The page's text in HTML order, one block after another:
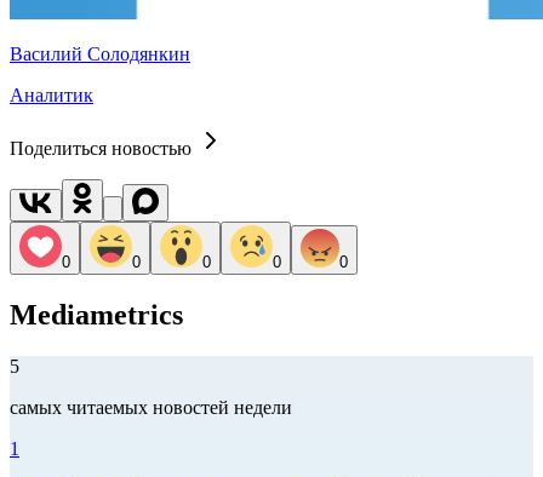
Василий Солодянкин
Аналитик
Поделиться новостью
0 0 0 0 0
Mediametrics
5
самых читаемых новостей недели
1